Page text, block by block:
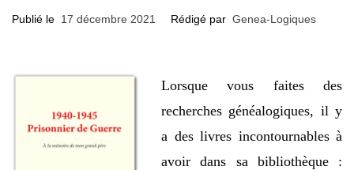
Publié le 17 décembre 2021 Rédigé par Genea-Logiques
Lorsque vous faites des
recherches généalogiques, il y
a des livres incontournables à
avoir dans sa bibliothèque :